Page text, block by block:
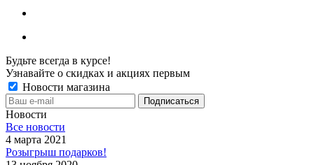
Будьте всегда в курсе!
Узнавайте о скидках и акциях первым
Новости магазина
Новости
Все новости
4 марта 2021
Розыгрыш подарков!